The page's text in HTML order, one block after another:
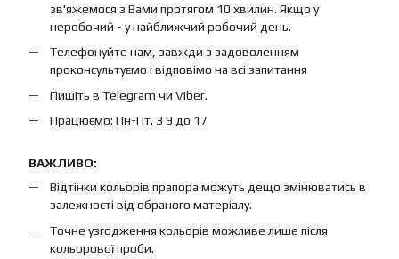
зв'яжемося з Вами протягом 10 хвилин. Якщо у
неробочий - у найближчий робочий день.
Телефонуйте нам, завжди з задоволенням
проконсультуємо і відповімо на всі запитання
Пишіть в Telegram чи Viber.
Працюємо: Пн-Пт. З 9 до 17
ВАЖЛИВО:
Відтінки кольорів прапора можуть дещо змінюватись в
залежності від обраного матеріалу.
Точне узгодження кольорів можливе лише після
кольорової проби.